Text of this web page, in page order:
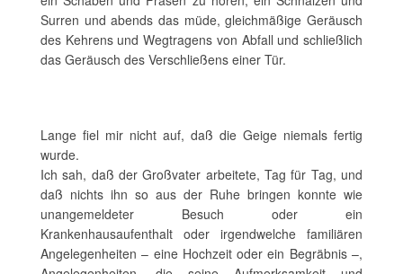
Surren und abends das müde, gleichmäßige Geräusch
des Kehrens und Wegtragens von Abfall und schließlich
das Geräusch des Verschließens einer Tür.
Lange fiel mir nicht auf, daß die Geige niemals fertig
wurde.
Ich sah, daß der Großvater arbeitete, Tag für Tag, und
daß nichts ihn so aus der Ruhe bringen konnte wie
unangemeldeter Besuch oder ein
Krankenhausaufenthalt oder irgendwelche familiären
Angelegenheiten – eine Hochzeit oder ein Begräbnis –,